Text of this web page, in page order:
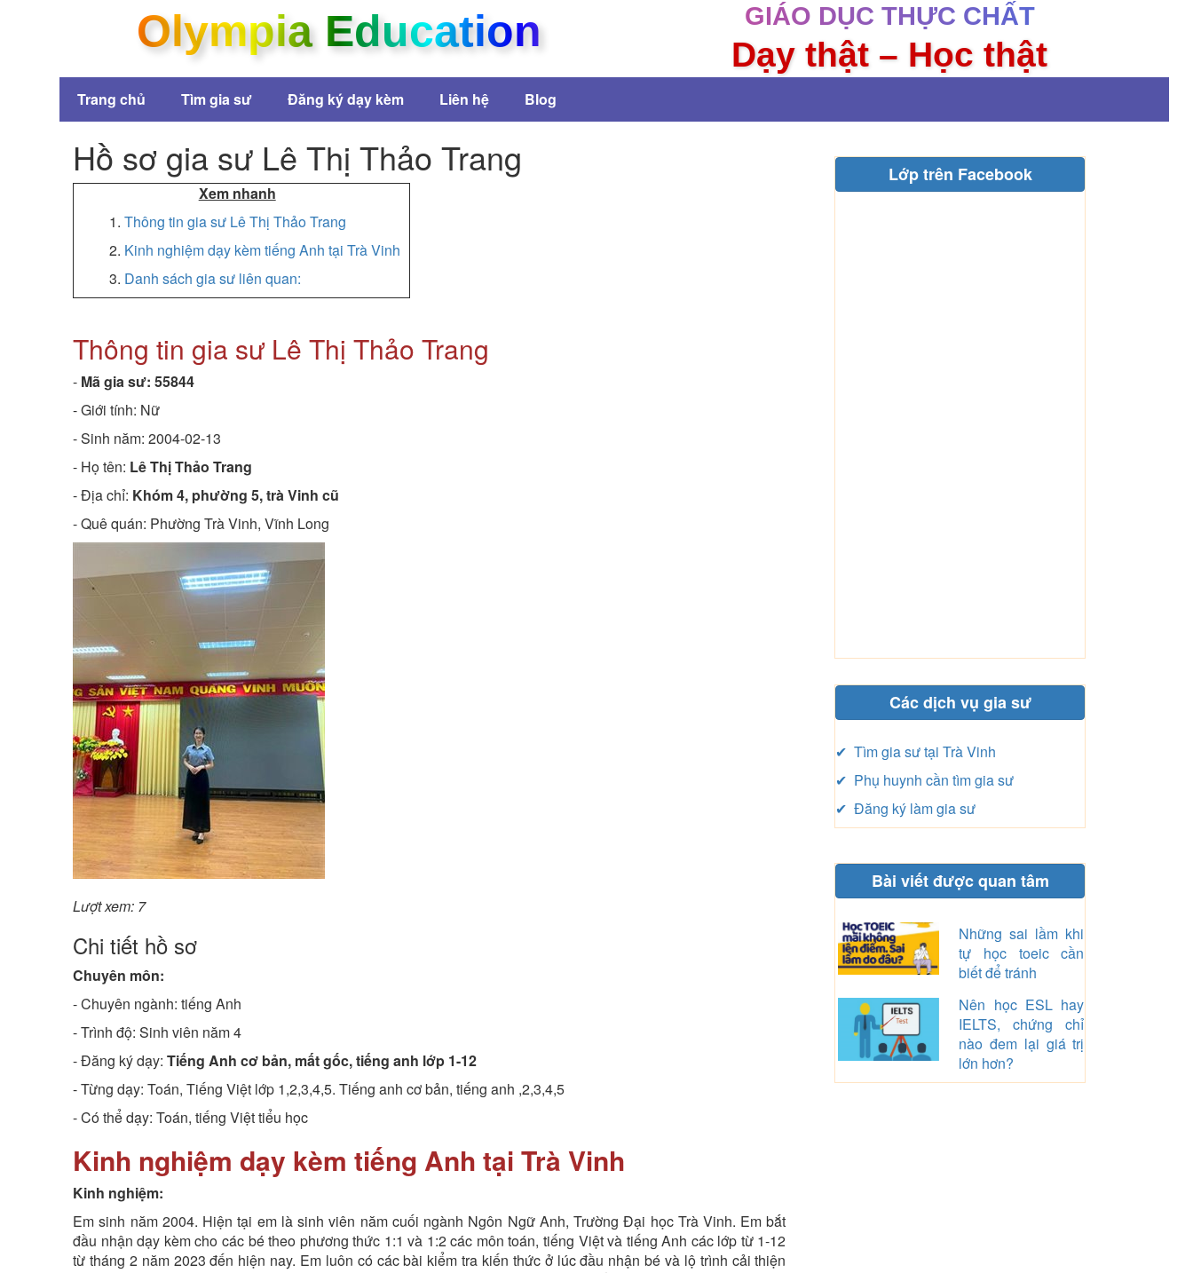
Olympia Education GIÁO DỤC THỰC CHẤT
Dạy thật – Học thật
Trang chủ Tìm gia sư Đăng ký dạy kèm Liên hệ Blog
Hồ sơ gia sư Lê Thị Thảo Trang
Xem nhanh
1.Thông tin gia sư Lê Thị Thảo Trang
2. Kinh nghiệm dạy kèm tiếng Anh tại Trà Vinh
3. Danh sách gia sư liên quan:
Thông tin gia sư Lê Thị Thảo Trang
- Mã gia sư:55844
- Giới tính: Nữ
- Sinh năm:2004-02-13
- Họ tên: Lê Thị Thảo Trang
- Địa chỉ: Khóm 4, phường 5, trà Vinh cũ
- Quê quán: Phường Trà Vinh, Vĩnh Long
Lượt xem: 7
Chi tiết hồ sơ
Chuyên môn:
- Chuyên ngành:tiếng Anh
- Trình độ:Sinh viên năm 4
- Đăng ký dạy:Tiếng Anh cơ bản, mất gốc, tiếng anh lớp 1-12
- Từng dạy: Toán, Tiếng Việt lớp 1,2,3,4,5. Tiếng anh cơ bản, tiếng anh ,2,3,4,5
- Có thể dạy: Toán, tiếng Việt tiểu học
Kinh nghiệm dạy kèm tiếng Anh tại Trà Vinh
Kinh nghiệm:
Em sinh năm 2004. Hiện tại em là sinh viên năm cuối ngành Ngôn Ngữ Anh, Trường Đại học Trà Vinh. Em bắt
đầu nhận dạy kèm cho các bé theo phương thức 1:1 và 1:2 các môn toán, tiếng Việt và tiếng Anh các lớp từ 1-12
từ tháng 2 năm 2023 đến hiện nay. Em luôn có các bài kiểm tra kiến thức ở lúc đầu nhận bé và lộ trình cải thiện
Lớp trên Facebook
Các dịch vụ gia sư
✔ Tìm gia sư tại Trà Vinh
✔ Phụ huynh cần tìm gia sư
✔ Đăng ký làm gia sư
Bài viết được quan tâm
Những sai lầm khi
tự học toeic cần
biết để tránh
Nên học ESL hay
IELTS, chứng chỉ
nào đem lại giá trị
lớn hơn?